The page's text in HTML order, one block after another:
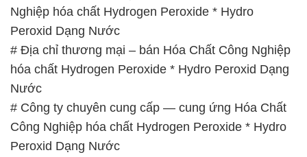
Nghiệp hóa chất Hydrogen Peroxide * Hydro
Peroxid Dạng Nước
# Địa chỉ thương mại – bán Hóa Chất Công Nghiệp
hóa chất Hydrogen Peroxide * Hydro Peroxid Dạng
Nước
# Công ty chuyên cung cấp — cung ứng Hóa Chất
Công Nghiệp hóa chất Hydrogen Peroxide * Hydro
Peroxid Dạng Nước